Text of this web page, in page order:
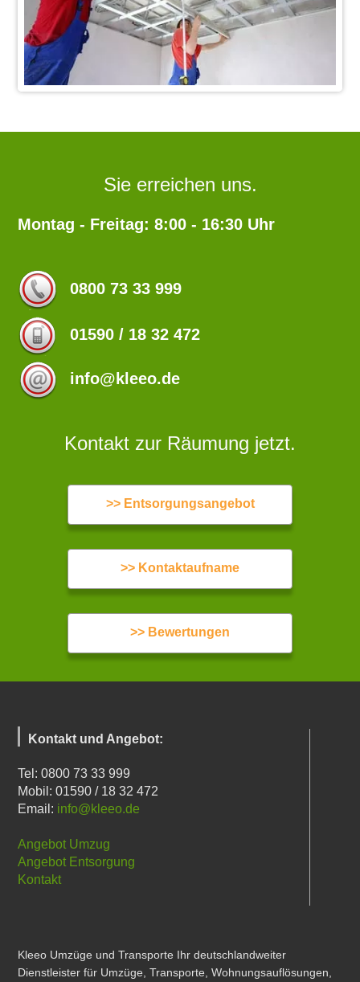
Sie erreichen uns.
Montag - Freitag: 8:00 - 16:30 Uhr
0800 73 33 999
01590 / 18 32 472
info@kleeo.de
Kontakt zur Räumung jetzt.
>> Entsorgungsangebot
>> Kontaktaufname
>> Bewertungen
Kontakt und Angebot:
Tel: 0800 73 33 999
Mobil: 01590 / 18 32 472
Email: info@kleeo.de
Angebot Umzug
Angebot Entsorgung
Kontakt
Kleeo Umzüge und Transporte Ihr deutschlandweiter
Dienstleister für Umzüge, Transporte, Wohnungsauflösungen,